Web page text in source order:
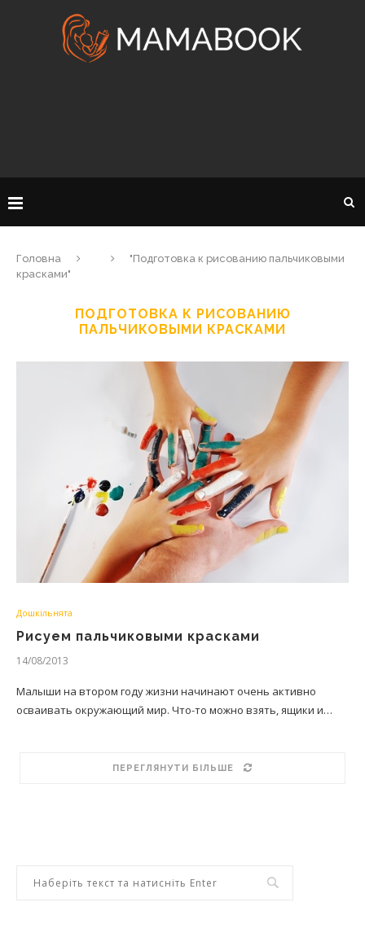
Головна
"Подготовка к рисованию пальчиковыми
красками"
ПОДГОТОВКА К РИСОВАНИЮ
ПАЛЬЧИКОВЫМИ КРАСКАМИ
Дошкільнята
Рисуем пальчиковыми красками
14/08/2013
Малыши на втором году жизни начинают очень активно
осваивать окружающий мир. Что-то можно взять, ящики и…
ПЕРЕГЛЯНУТИ БІЛЬШЕ